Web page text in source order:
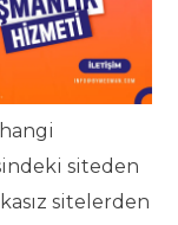
siteden
sitelerden